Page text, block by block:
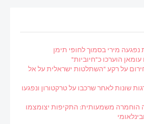
נפגעה מירי בסמוך לחופי תימן
הוערכו כ"חיוביות"
על רקע "השתלטות ישראלית על אל
שונות לאחר שרכבו על טרקטורון ונפגעו
הוחמרה משמעותית: התקיפות יצומצמו